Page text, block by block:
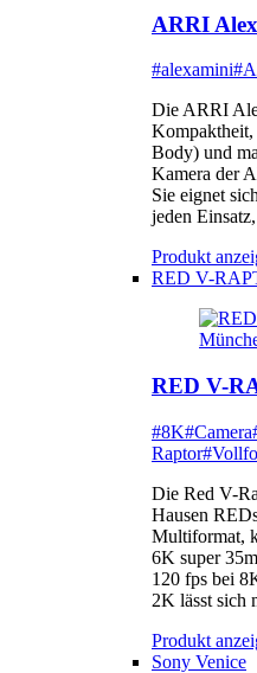
ARRI
#alexamini
Die ARRI
Body) und
Kamera der
Sie eignet
jeden
Produkt
RED V-
RED V-
#8K#Camera
Raptor
Die Red V-
Hausen
Multiformat,
6K super
120 fps bei
2K lässt sich
Produkt
Sony Venice